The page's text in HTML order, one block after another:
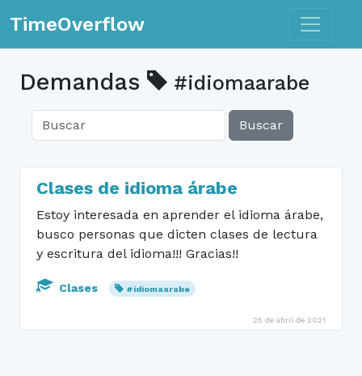
TimeOverflow Toggle
Demandas #idiomaarabe
Buscar
Clases de idioma árabe
Estoy interesada en aprender el idioma árabe,
busco personas que dicten clases de lectura
y escritura del idioma!!! Gracias!!
Clases #idiomaarabe
25 de abril de 2021